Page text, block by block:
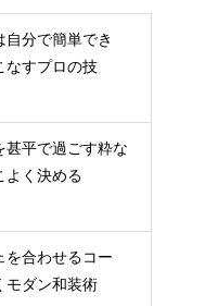
分で簡単でき
なすプロの技
甚平で過ごす粋な
よく決める
を合わせるコー
モダン和装術